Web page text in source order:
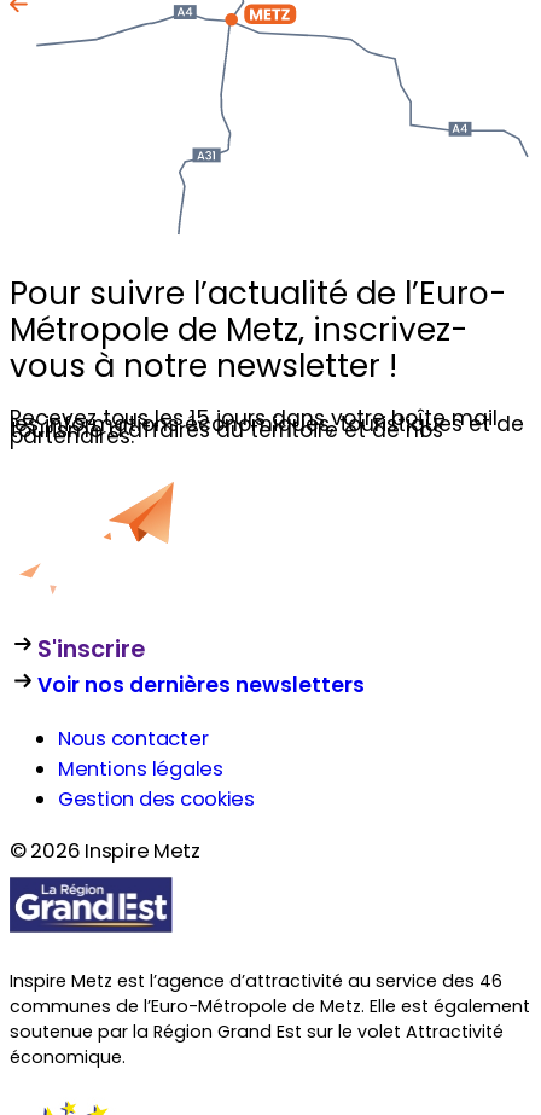
Pour suivre l’actualité de l’Euro-
Métropole de Metz, inscrivez-
vous à notre newsletter !
Recevez tous les 15 jours dans votre boîte mail
les informations économiques, touristiques et de
tourisme d’affaires du territoire et de nos
partenaires.
S'inscrire
Voir nos dernières newsletters
Nous contacter
Mentions légales
Gestion des cookies
© 2026 Inspire Metz
Inspire Metz est l’agence d’attractivité au service des 46
communes de l’Euro-Métropole de Metz. Elle est également
soutenue par la Région Grand Est sur le volet Attractivité
économique.